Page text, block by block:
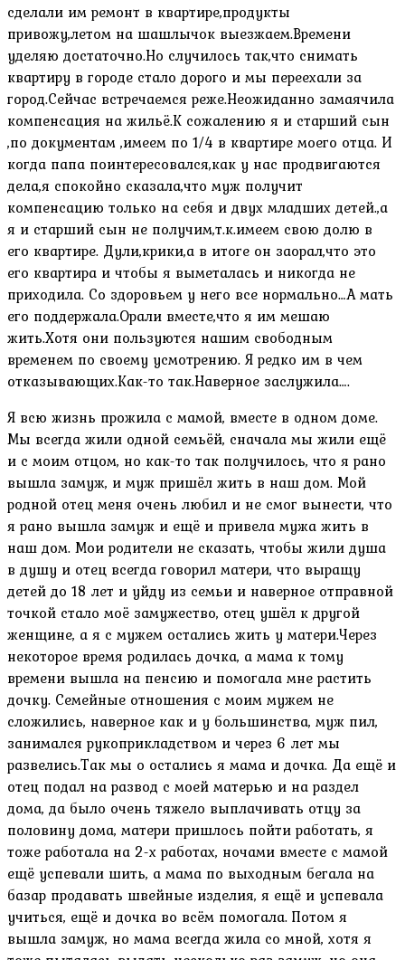
сделали им ремонт в квартире,продукты
привожу,летом на шашлычок выезжаем.Времени
уделяю достаточно.Но случилось так,что снимать
квартиру в городе стало дорого и мы переехали за
город.Сейчас встречаемся реже.Неожиданно замаячила
компенсация на жильё.К сожалению я и старший сын
,по документам ,имеем по 1/4 в квартире моего отца. И
когда папа поинтересовался,как у нас продвигаются
дела,я спокойно сказала,что муж получит
компенсацию только на себя и двух младших детей.,а
я и старший сын не получим,т.к.имеем свою долю в
его квартире. Дули,крики,а в итоге он заорал,что это
его квартира и чтобы я выметалась и никогда не
приходила. Со здоровьем у него все нормально…А мать
его поддержала.Орали вместе,что я им мешаю
жить.Хотя они пользуются нашим свободным
временем по своему усмотрению. Я редко им в чем
отказывающих.Как-то так.Наверное заслужила….
Я всю жизнь прожила с мамой, вместе в одном доме.
Мы всегда жили одной семьёй, сначала мы жили ещё
и с моим отцом, но как-то так получилось, что я рано
вышла замуж, и муж пришёл жить в наш дом. Мой
родной отец меня очень любил и не смог вынести, что
я рано вышла замуж и ещё и привела мужа жить в
наш дом. Мои родители не сказать, чтобы жили душа
в душу и отец всегда говорил матери, что выращу
детей до 18 лет и уйду из семьи и наверное отправной
точкой стало моё замужество, отец ушёл к другой
женщине, а я с мужем остались жить у матери.Через
некоторое время родилась дочка, а мама к тому
времени вышла на пенсию и помогала мне растить
дочку. Семейные отношения с моим мужем не
сложились, наверное как и у большинства, муж пил,
занимался рукоприкладством и через 6 лет мы
развелись.Так мы о остались я мама и дочка. Да ещё и
отец подал на развод с моей матерью и на раздел
дома, да было очень тяжело выплачивать отцу за
половину дома, матери пришлось пойти работать, я
тоже работала на 2-х работах, ночами вместе с мамой
ещё успевали шить, а мама по выходным бегала на
базар продавать швейные изделия, я ещё и успевала
учиться, ещё и дочка во всём помогала. Потом я
вышла замуж, но мама всегда жила со мной, хотя я